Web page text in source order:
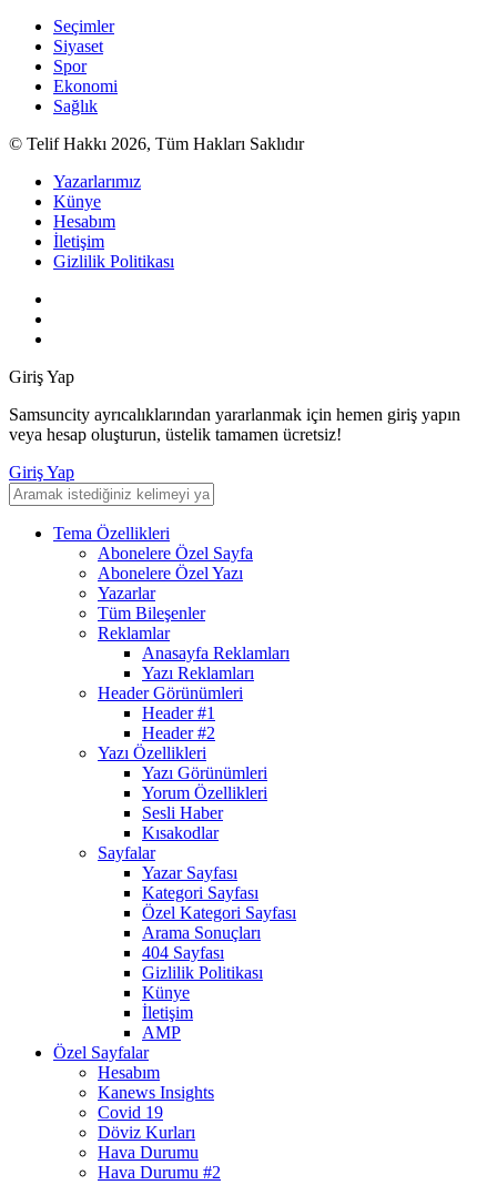
Seçimler
Siyaset
Spor
Ekonomi
Sağlık
© Telif Hakkı 2026, Tüm Hakları Saklıdır
Yazarlarımız
Künye
Hesabım
İletişim
Gizlilik Politikası
Giriş Yap
Samsuncity ayrıcalıklarından yararlanmak için hemen giriş yapın
veya hesap oluşturun, üstelik tamamen ücretsiz!
Giriş Yap
Tema Özellikleri
Abonelere Özel Sayfa
Abonelere Özel Yazı
Yazarlar
Tüm Bileşenler
Reklamlar
Anasayfa Reklamları
Yazı Reklamları
Header Görünümleri
Header #1
Header #2
Yazı Özellikleri
Yazı Görünümleri
Yorum Özellikleri
Sesli Haber
Kısakodlar
Sayfalar
Yazar Sayfası
Kategori Sayfası
Özel Kategori Sayfası
Arama Sonuçları
404 Sayfası
Gizlilik Politikası
Künye
İletişim
AMP
Özel Sayfalar
Hesabım
Kanews Insights
Covid 19
Döviz Kurları
Hava Durumu
Hava Durumu #2